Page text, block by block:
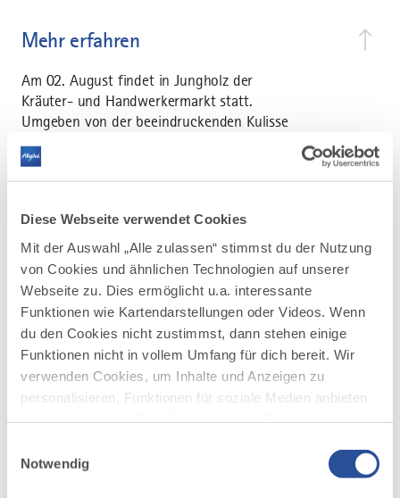
Diese Webseite verwendet Cookies
Mit der Auswahl „Alle zulassen“ stimmst du der Nutzung
von Cookies und ähnlichen Technologien auf unserer
Webseite zu. Dies ermöglicht u.a. interessante
Funktionen wie Kartendarstellungen oder Videos. Wenn
du den Cookies nicht zustimmst, dann stehen einige
Funktionen nicht in vollem Umfang für dich bereit. Wir
verwenden Cookies, um Inhalte und Anzeigen zu
personalisieren, Funktionen für soziale Medien anbieten
deiner Verwendung unserer Website an unsere Partner
Notwendig
Mehr erfahren
Am 02. August findet in Jungholz der
Kräuter- und Handwerkermarkt statt.
Umgeben von der beeindruckenden Kulisse
der Alpen erwartet dich ein erlebnisreicher
Tag voller Düfte, Farben und Inspiration. Von
10 bis 17 Uhr laden zahlreiche liebevoll
Kräuter, handgefertigte Naturprodukte und
kulinarische Köstlichkeiten aus der Region
sorgen für echte Genussmomente.
Spannende Workshops und informative
Vorträge bieten Einblicke in die Welt der Heil-
und Küchenkräuter – von altem Wissen bis zu
modernen Anwendungen. Auch für die
kleinen Besucher ist gesorgt: Mit kreativen
Mitmachaktionen und lustigen Spielen wird